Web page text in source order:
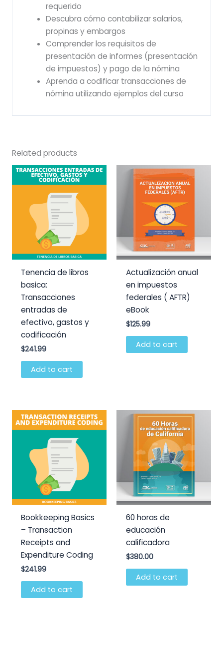
requerido
Descubra cómo contabilizar salarios,
propinas y embargos
Comprender los requisitos de
presentación de informes (presentación
de impuestos) y pago de la nómina
Aprenda a codificar transacciones de
nómina utilizando ejemplos del curso
Related products
Tenencia de libros
basica:
Transacciones
entradas de
efectivo, gastos y
codificación
$241.99
Add to cart
Actualización anual
en impuestos
federales ( AFTR)
eBook
$125.99
Add to cart
Bookkeeping Basics
– Transaction
Receipts and
Expenditure Coding
$241.99
Add to cart
60 horas de
educación
calificadora
$380.00
Add to cart